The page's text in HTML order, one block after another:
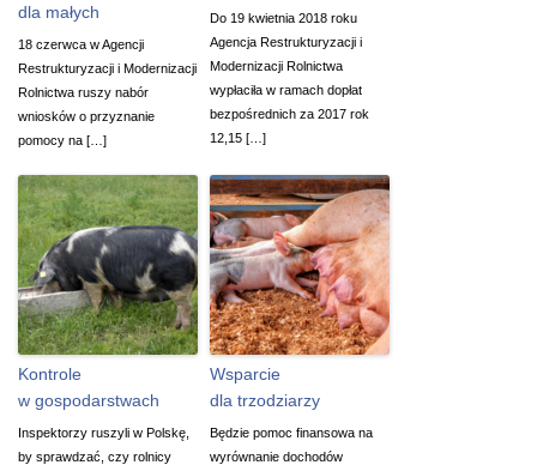
dla małych
18 czerwca w Agencji
Restrukturyzacji i Modernizacji
Rolnictwa ruszy nabór
wniosków o przyznanie
pomocy na […]
Do 19 kwietnia 2018 roku
Agencja Restrukturyzacji i
Modernizacji Rolnictwa
wypłaciła w ramach dopłat
bezpośrednich za 2017 rok
12,15 […]
Kontrole
w gospodarstwach
Inspektorzy ruszyli w Polskę,
by sprawdzać, czy rolnicy
Wsparcie
dla trzodziarzy
Będzie pomoc finansowa na
wyrównanie dochodów